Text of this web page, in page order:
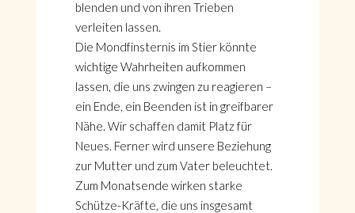
blenden und von ihren Trieben
verleiten lassen.
Die Mondfinsternis im Stier könnte
wichtige Wahrheiten aufkommen
lassen, die uns zwingen zu reagieren –
ein Ende, ein Beenden ist in greifbarer
Nähe. Wir schaffen damit Platz für
Neues. Ferner wird unsere Beziehung
zur Mutter und zum Vater beleuchtet.
Zum Monatsende wirken starke
Schütze-Kräfte, die uns insgesamt